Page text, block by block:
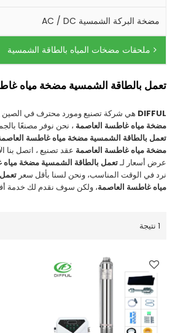
مضخة البركة الشمسية AC / DC
ملحقات مضخات المياه بالطاقة الشمسية
تعمل بالطاقة الشمسية مضخة مياه
DIFFUL هي شركة تصنيع ومورد محترف في الصين
مضخة مياه غاطسة العاصمة ، نحن نوفر مصنعًا
تعمل بالطاقة الشمسية مضخة مياه غاطسة
مضخة مياه غاطسة العاصمة عقد تصنيع ، اتصل
عرض أسعار لـتعمل بالطاقة الشمسية مضخة
نرد في الوقت المناسب، ونحن لسنا بأقل سعر
مياه غاطسة العاصمة، ولكن سوف نقدم لك خدمة
1 نتيجة